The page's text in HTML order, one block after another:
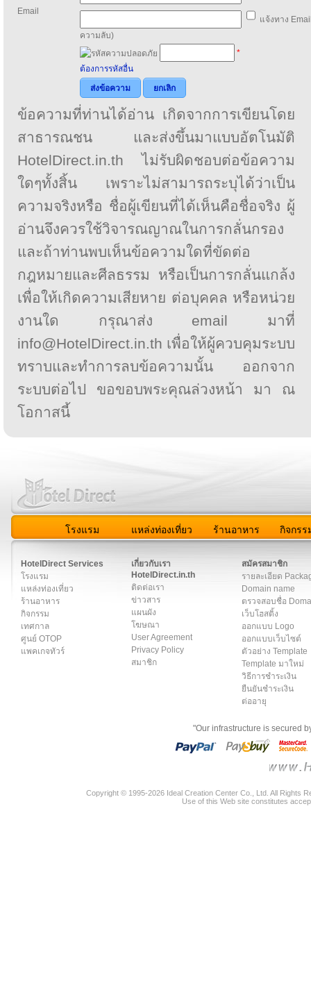
Email
แจ้งทาง
ความลับ)
*
ต้องการรหัสอื่น
ส่งข้อความ
ยกเลิก
ข้อความที่ท่านได้อ่าน เกิดจากการเขียนโดย
สาธารณชน และส่งขึ้นมาแบบอัตโนมัติ
HotelDirect.in.th ไม่รับผิดชอบต่อข้อความ
ใดๆทั้งสิ้น เพราะไม่สามารถระบุได้ว่าเป็น
ความจริงหรือ ชื่อผู้เขียนที่ได้เห็นคือชื่อจริง ผู้
อ่านจึงควรใช้วิจารณญาณในการกลั่นกรอง
และถ้าท่านพบเห็นข้อความใดที่ขัดต่อ
กฎหมายและศีลธรรม หรือเป็นการกลั่นแกล้ง
เพื่อให้เกิดความเสียหาย ต่อบุคคล หรือหน่วย
งานใด กรุณาส่ง email มาที่
info@HotelDirect.in.th เพื่อให้ผู้ควบคุมระบบ
ทราบและทำการลบข้อความนั้น ออกจาก
ระบบต่อไป ขอขอบพระคุณล่วงหน้า มา ณ
โอกาสนี้
โรงแรม แหล่งท่องเที่ยว ร้านอาหาร กิจกรร
HotelDirect Services
โรงแรม
แหล่งท่องเที่ยว
ร้านอาหาร
กิจกรรม
เทศกาล
ศูนย์ OTOP
แพคเกจทัวร์
เกี่ยวกับเรา
HotelDirect.in.th
ติดต่อเรา
ข่าวสาร
แผนผัง
โฆษณา
User Agreement
Privacy Policy
สมาชิก
สมัครสมาชิก
รายละเอียด
Domain name
ตรวจสอบชื่อ
เว็บโฮสติ้ง
ออกแบบ Logo
ออกแบบเว็บไซต์
ตัวอย่าง Template
Template มาใหม่
วิธีการชำระเงิน
ยืนยันชำระเงิน
ต่ออายุ
"Our infrastructure is secured
Copyright © 1995-2026 Ideal Creation Center Co., Ltd. All Rights
Use of this Web site constitutes